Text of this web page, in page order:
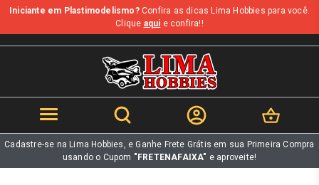
b
Iniciante em Plastimodelismo?Confira as dicas Lima Hobbies para você.
Clique aqui e confira!!
Cadastre-se na Lima Hobbies, e Ganhe Frete Grátis em sua Primeira Compra
usando o Cupom "FRETENAFAIXA" e aproveite!